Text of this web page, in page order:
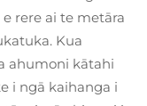
rere ai te metāra
Kua
ahumoni kātahi
i ngā kaihanga i